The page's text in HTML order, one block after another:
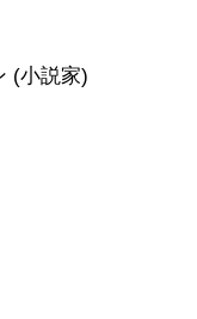
(小説家)